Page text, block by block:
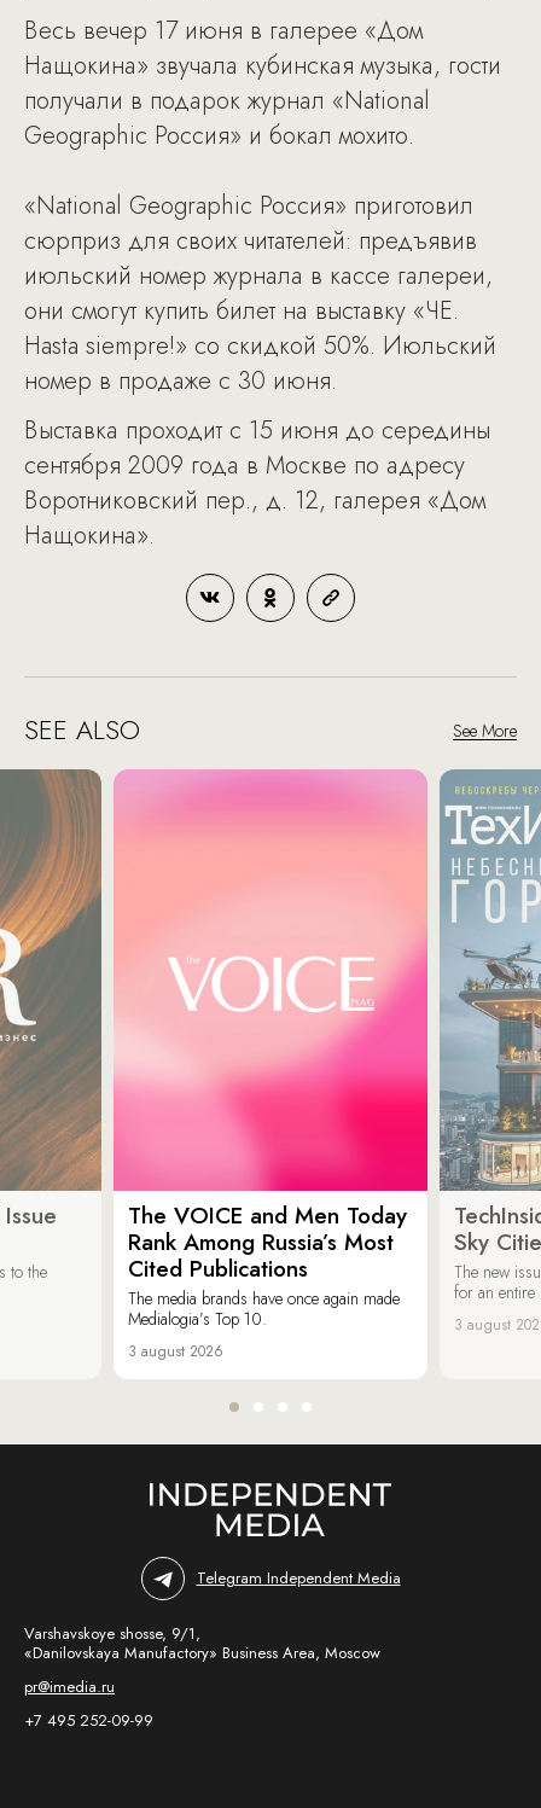
Весь вечер 17 июня в галерее «Дом
Нащокина» звучала кубинская музыка, гости
получали в подарок журнал «National
Geographic Россия» и бокал мохито.
«National Geographic Россия» приготовил
сюрприз для своих читателей: предъявив
июльский номер журнала в кассе галереи,
они смогут купить билет на выставку «ЧЕ.
Hasta siempre!» со скидкой 50%. Июльский
номер в продаже с 30 июня.
Выставка проходит с 15 июня до середины
сентября 2009 года в Москве по адресу
Воротниковский пер., д. 12, галерея «Дом
Нащокина».
SEE ALSO See More
to the
The VOICE and Men Today
Rank Among Russia’s Most
Cited Publications
The media brands have once again made
Medialogia’s Top 10.
3 august 2026
Sky
The new
for an entire
3 august
Telegram Independent Media
Varshavskoye shosse, 9/1,
«Danilovskaya Manufactory» Business Area, Moscow
pr@imedia.ru
+7 495 252-09-99